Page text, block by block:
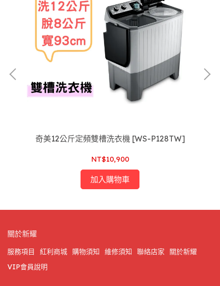
奇美12公斤定頻雙槽洗衣機 [WS-P128TW]
NT$10,900
加入購物車
關於新耀
服務項目 紅利商城 購物須知 維修須知 聯絡店家
關於新耀
VIP會員說明